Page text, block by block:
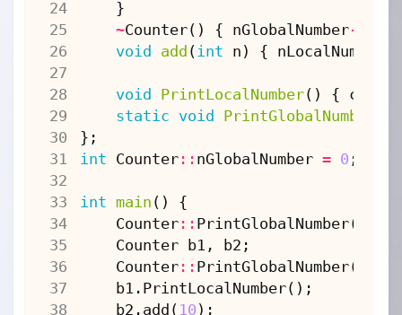
24
34
}
~Counter() { nGlobalNumber--
void add ( int n ) { nLocalNumber
void PrintLocalNumber() { cout
static void PrintGlobalNumber
};
int Counter:: nGlobalNumber = 0 ;
int main ()
{
Counter:: PrintGlobalNumber();
Counter b1 , b2 ;
Counter:: PrintGlobalNumber();
b1 . PrintLocalNumber();
b2 . add ( 10 );